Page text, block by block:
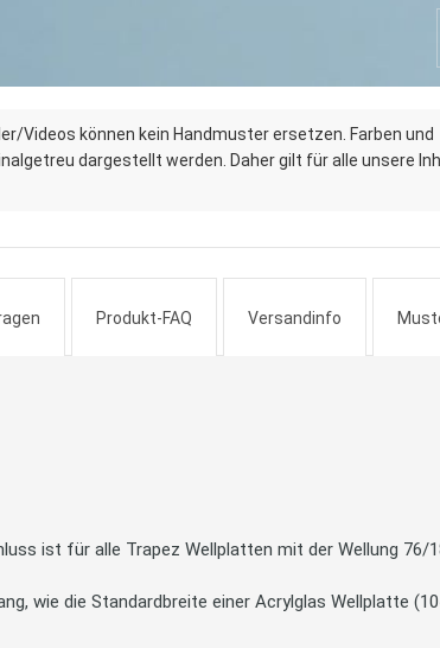
Videos können kein Handmuster ersetzen. Farben und
dargestellt werden. Daher gilt für alle unsere
ist für alle Trapez Wellplatten mit der Wellung 76/
wie die Standardbreite einer Acrylglas Wellplatte
Produkt-FAQ Versandinfo